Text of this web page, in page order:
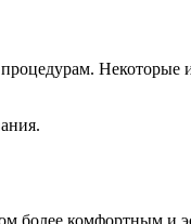
Некоторые
более комфортным и